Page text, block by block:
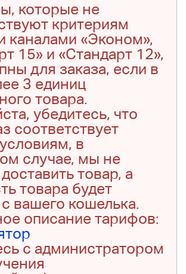
которые не
критериям
каналами «Эконом»,
15» и «Стандарт 12»,
для заказа, если в
3 единиц
товара.
убедитесь, что
соответствует
в
случае, мы не
товар, а
товара будет
вашего кошелька.
описание тарифов:
с администратором